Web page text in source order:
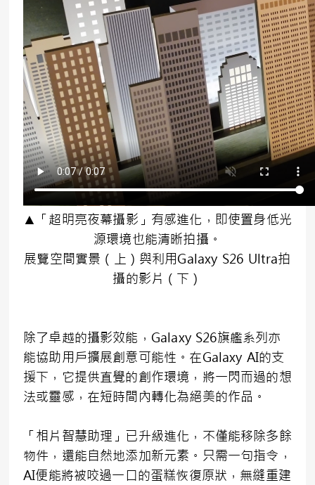
▲「超明亮夜幕攝影」有感進化，即使置身低光
源環境也能清晰拍攝。
展覽空間實景（上）與利用Galaxy S26 Ultra拍
攝的影片（下）
除了卓越的攝影效能，Galaxy S26旗艦系列亦
能協助用戶擴展創意可能性。在Galaxy AI的支
援下，它提供直覺的創作環境，將一閃而過的想
法或靈感，在短時間內轉化為絕美的作品。
「相片智慧助理」已升級進化，不僅能移除多餘
物件，還能自然地添加新元素。只需一句指令，
AI便能將被咬過一口的蛋糕恢復原狀，無縫重建